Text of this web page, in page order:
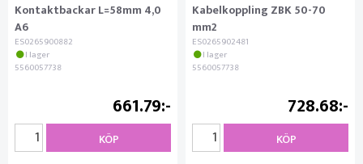
Kontaktbackar L=58mm 4,0
A6
ES0265900882
I lager
5560057738
661.79
KÖP
Kabelkoppling ZBK 50-70
mm2
ES0265902481
I lager
5560057738
728.68
KÖP